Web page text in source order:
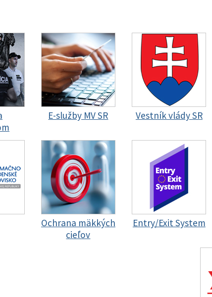
E-služby MV SR Vestník vlády SR
Ochrana mäkkých
cieľov
Entry/Exit System